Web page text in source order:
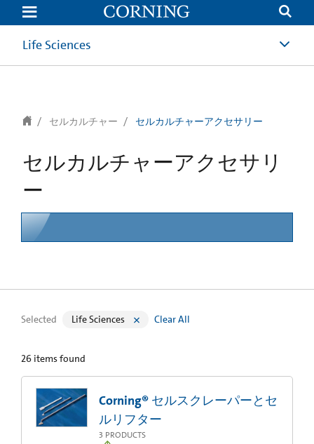
text.skipToContent
text.skipToNavigation
Life Sciences
セルカルチャー セルカルチャーアクセサリー
セルカルチャーアクセサリ
ー
Selected Life Sciences Clear All
26 items found
Corning® セルスクレーパーとセ
ルリフター
3 PRODUCTS